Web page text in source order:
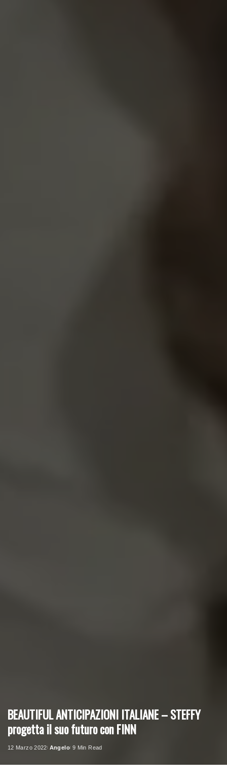
BEAUTIFUL ANTICIPAZIONI ITALIANE – STEFFY
progetta il suo futuro con FINN
12 Marzo 2022
Posted
Angelo 9 Min Read